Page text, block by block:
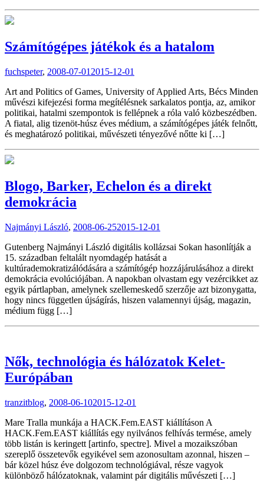
Számítógépes játékok és a hatalom
fuchspeter, 2008-07-01 2015-12-01
Art and Politics of Games, University of Applied Arts, Bécs Minden
művészi kifejezési forma megítélésnek sarkalatos pontja, az, amikor
politikai, hatalmi szempontok is fellépnek a róla való közbeszédben.
A fiatal, alig tizenöt-húsz éves médium, a számítógépes játék felnőtt,
és meghatározó politikai, művészeti tényezővé nőtte ki […]
Blogo, Barker, Echelon és a direkt
demokrácia
Najmányi László, 2008-06-252015-12-01
Gutenberg Najmányi László digitális kollázsai Sokan hasonlítják a
15. században feltalált nyomdagép hatását a
kultúrademokratizálódására a számítógép hozzájárulásához a direkt
demokrácia evolúciójában. A napokban olvastam egy vezércikket az
egyik pártlapban, amelynek szellemeskedő szerzője azt bizonygatta,
hogy nincs független újságírás, hiszen valamennyi újság, magazin,
médium függ […]
Nők, technológia és hálózatok Kelet-
Európában
tranzitblog, 2008-06-102015-12-01
Mare Tralla munkája a HACK.Fem.EAST kiállításon A
HACK.Fem.EAST kiállítás egy nyilvános felhívás termése, amely
több listán is keringett [artinfo, spectre]. Mivel a mozaikszóban
szereplő összetevők egyikével sem azonosultam azonnal, hiszen –
bár közel húsz éve dolgozom technológiával, része vagyok
különböző hálózatoknak, valamint pár digitális művészeti […]